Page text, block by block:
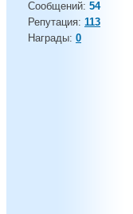
Сообщений: 54
Репутация: 113
Награды: 0